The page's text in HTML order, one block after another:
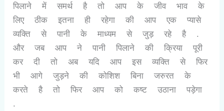
पिलाने में समर्थ है तो आप के जीव भाव के
लिए ठीक इतना ही रहेगा की आप एक प्यासे
व्यक्ति से पानी के माध्यम से जुड़ रहे है .
और जब आप ने पानी पिलाने की क्रिया पूरी
कर दी तो अब यदि आप इस व्यक्ति से फिर
भी आगे जुड़ने की कोशिश बिना जरुरत के
करते है तो फिर आप को कष्ट उठाना पड़ेगा
.